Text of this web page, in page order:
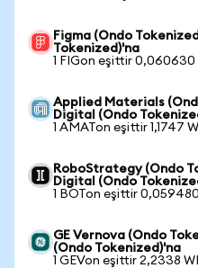
Figma (Ondo
Tokenized)'na
1 FIGon eşittir 0,060630
Applied Materials
Digital (Ondo
1 AMATon eşittir 1,1747
RoboStrategy (Ondo
Digital (Ondo
1 BOTon eşittir
GE Vernova (Ondo
(Ondo Tokenized)'na
1 GEVon eşittir 2,2338